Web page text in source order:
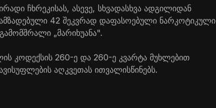
ჩხრეკისას, ასევე, სხვადასხვა ადგილიდან
42 შეკვრად დაფასოებული ნარკოტიკული
„მარიხუანა".
კოდექსის 260-ე და 260-ე კვარტა მუხლებით
აღკვეთას ითვალისწინებს.